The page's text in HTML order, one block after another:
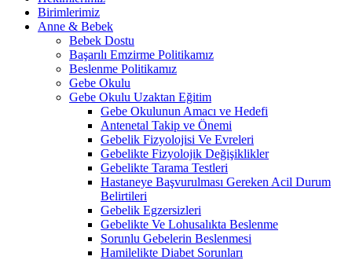
Birimlerimiz
Anne & Bebek
Bebek Dostu
Başarılı Emzirme Politikamız
Beslenme Politikamız
Gebe Okulu
Gebe Okulu Uzaktan Eğitim
Gebe Okulunun Amacı ve Hedefi
Antenetal Takip ve Önemi
Gebelik Fizyolojisi Ve Evreleri
Gebelikte Fizyolojik Değişiklikler
Gebelikte Tarama Testleri
Hastaneye Başvurulması Gereken Acil Durum
Belirtileri
Gebelik Egzersizleri
Gebelikte Ve Lohusalıkta Beslenme
Sorunlu Gebelerin Beslenmesi
Hamilelikte Diabet Sorunları